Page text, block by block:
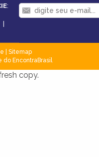
:
|
Sitemap
EncontraBrasil
copy.